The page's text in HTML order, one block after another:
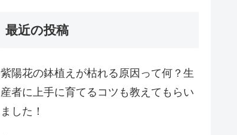
最近の投稿
紫陽花の鉢植えが枯れる原因って何？生
産者に上手に育てるコツも教えてもらい
ました！